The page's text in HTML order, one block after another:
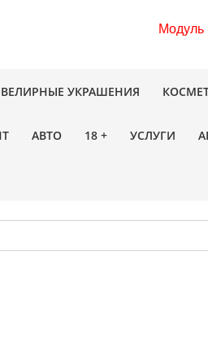
Модуль
УКРАШЕНИЯ
АВТО 18 + УСЛУГИ